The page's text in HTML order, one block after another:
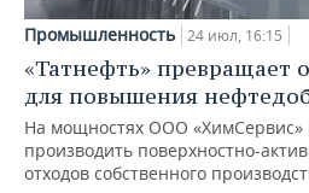
Промышленность 24 июл, 16:15
«Татнефть» превращает
для повышения
На мощностях ООО «ХимСервис»
производить поверхностно-
отходов собственного